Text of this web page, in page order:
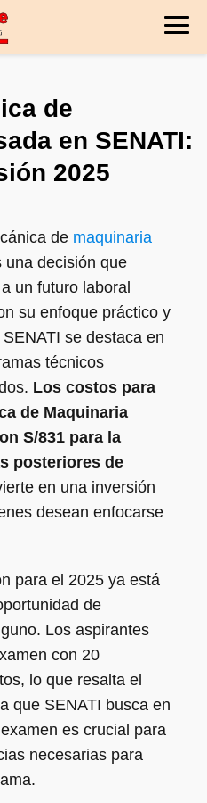
de
en SENATI:
2025
de maquinaria
una decisión que
un futuro laboral
su enfoque práctico y
se destaca en
técnicos
Los costos para
de Maquinaria
S/831 para la
posteriores de
en una inversión
desean enfocarse
para el 2025 ya está
de
Los aspirantes
con 20
lo que resalta el
que SENATI busca en
es crucial para
necesarias para